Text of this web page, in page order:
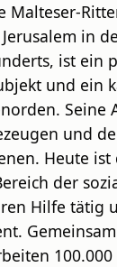
Malteser-
in
ist ein
und ein
Seine
und
Heute
der
Hilfe tätig